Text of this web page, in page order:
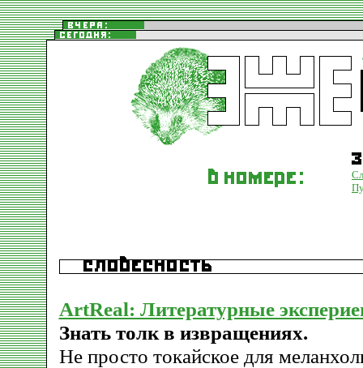
ArtReal: Литературные
Знать толк в извращениях.
Не просто токайское для